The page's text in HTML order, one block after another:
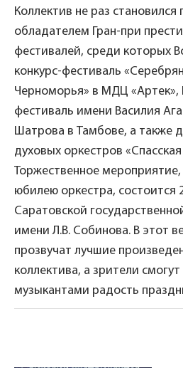
Коллектив не раз
обладателем Гран-при
фестивалей, среди которых
конкурс-фестиваль
Черноморья» в МДЦ
фестиваль имени Василия
Шатрова в Тамбове, а также
духовых оркестров
Торжественное
юбилею оркестра, состоится
Саратовской
имени Л.В. Собинова. В этот
прозвучат лучшие
коллектива, а зрители
музыкантами радость